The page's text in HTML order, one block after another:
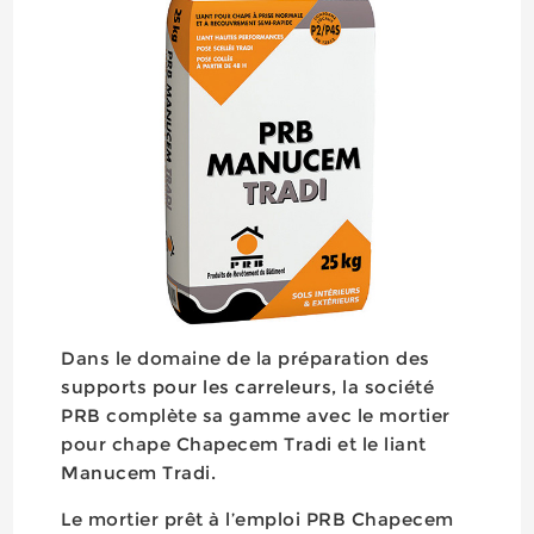
Dans le domaine de la préparation des
supports pour les carreleurs, la société
PRB complète sa gamme avec le mortier
pour chape Chapecem Tradi et le liant
Manucem Tradi.
Le mortier prêt à l’emploi PRB Chapecem